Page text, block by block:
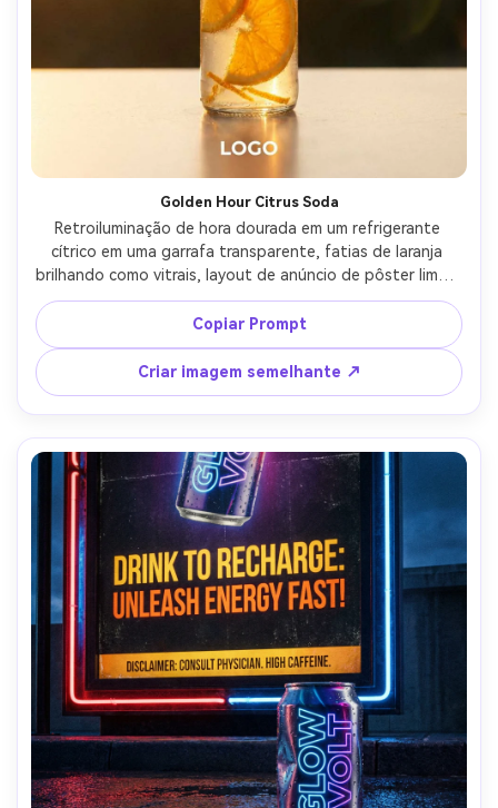
Golden Hour Citrus Soda
Retroiluminação de hora dourada em um refrigerante
cítrico em uma garrafa transparente, fatias de laranja
brilhando como vitrais, layout de anúncio de pôster limpo
com bloco minimalista de manchete e substituição de
logotipo, retroiluminação natural do sol com enchimento
de refletor, Sony A1, 70mm, tiro de herói centrado com
espaço negativo generoso, humor quente e arejado,
condensação realista e destaques, alta resolução, foco
nítido-AR 4:5
Copiar Prompt
Criar imagem semelhante ↗